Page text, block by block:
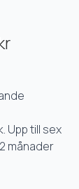
Upp till sex
månader